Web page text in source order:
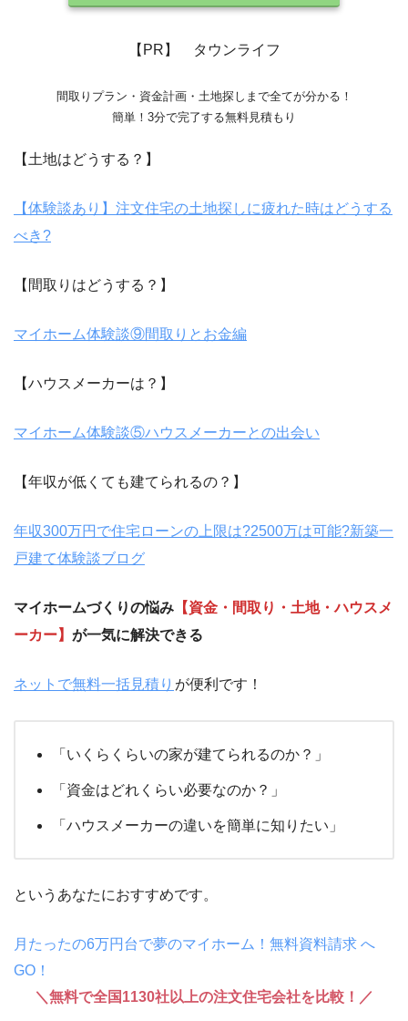
【PR】 タウンライフ
間取りプラン・資金計画・土地探しまで全てが分かる！
簡単！3分で完了する無料見積もり
【土地はどうする？】
【体験談あり】注文住宅の土地探しに疲れた時はどうする
べき?
【間取りはどうする？】
マイホーム体験談⑨間取りとお金編
【ハウスメーカーは？】
マイホーム体験談⑤ハウスメーカーとの出会い
【年収が低くても建てられるの？】
年収300万円で住宅ローンの上限は?2500万は可能?新築一
戸建て体験談ブログ
マイホームづくりの悩み 【資金・間取り・土地・ハウスメ
ーカー】 が一気に解決できる
ネットで無料一括見積り が便利です！
「いくらくらいの家が建てられるのか？」
「資金はどれくらい必要なのか？」
「ハウスメーカーの違いを簡単に知りたい」
というあなたにおすすめです。
月たったの6万円台で夢のマイホーム！無料資料請求 へ
GO！
＼無料で全国1130社以上の注文住宅会社を比較！／